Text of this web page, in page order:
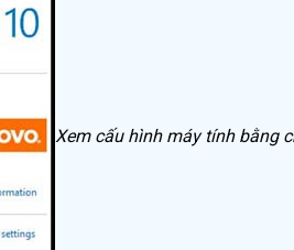
Xem cấu hình máy tính bằng